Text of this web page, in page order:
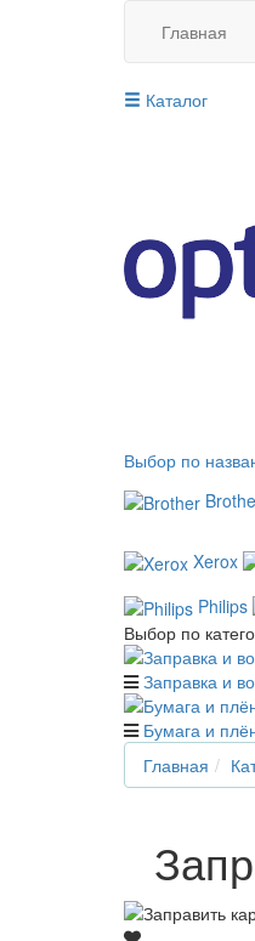
Главная
Каталог
Выбор по
Xerox
Philips
Выбор по
Заправка и
Бумага и
Главная